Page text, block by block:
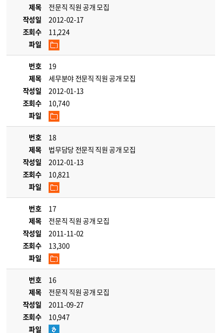
제목
전문직 직원 공개 모집
작성일
2012-02-17
조회수
11,224
파일
번호
19
제목
세무분야 전문직 직원 공개 모집
작성일
2012-01-13
조회수
10,740
파일
번호
18
제목
법무담당 전문직 직원 공개 모집
작성일
2012-01-13
조회수
10,821
파일
번호
17
제목
전문직 직원 공개 모집
작성일
2011-11-02
조회수
13,300
파일
번호
16
제목
전문직 직원 공개 모집
작성일
2011-09-27
조회수
10,947
파일